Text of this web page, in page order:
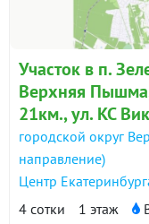
Участок в п.
Верхняя
21км., ул. КС
городской округ
направление)
Центр
4 сотки
1 этаж